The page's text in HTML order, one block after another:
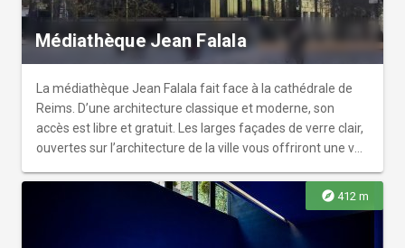
Médiathèque Jean Falala
La médiathèque Jean Falala fait face à la cathédrale de
Reims. D’une architecture classique et moderne, son
accès est libre et gratuit. Les larges façades de verre clair,
ouvertes sur l’architecture de la ville vous offriront une vue
Labellisée Tourisme et Handicap pour les handicaps
moteur, mental et auditif. De nombreux services sont
dédiés à l’accueil du public handicapé : livres, magazines,
explore 412 m